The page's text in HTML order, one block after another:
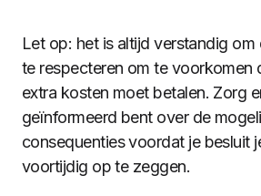
Let op: het is altijd verstandig
te respecteren om te voorkomen
extra kosten moet betalen. Zorg
geïnformeerd bent over de
consequenties voordat je besluit
voortijdig op te zeggen.